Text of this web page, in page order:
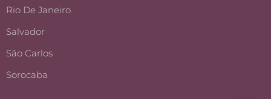
Rio De Janeiro
Salvador
São Carlos
Sorocaba